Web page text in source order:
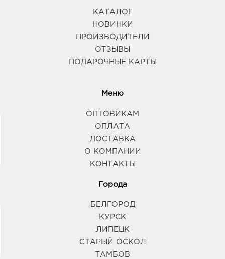
КАТАЛОГ
НОВИНКИ
ПРОИЗВОДИТЕЛИ
ОТЗЫВЫ
ПОДАРОЧНЫЕ КАРТЫ
Меню
ОПТОВИКАМ
ОПЛАТА
ДОСТАВКА
О КОМПАНИИ
КОНТАКТЫ
Города
БЕЛГОРОД
КУРСК
ЛИПЕЦК
СТАРЫЙ ОСКОЛ
ТАМБОВ